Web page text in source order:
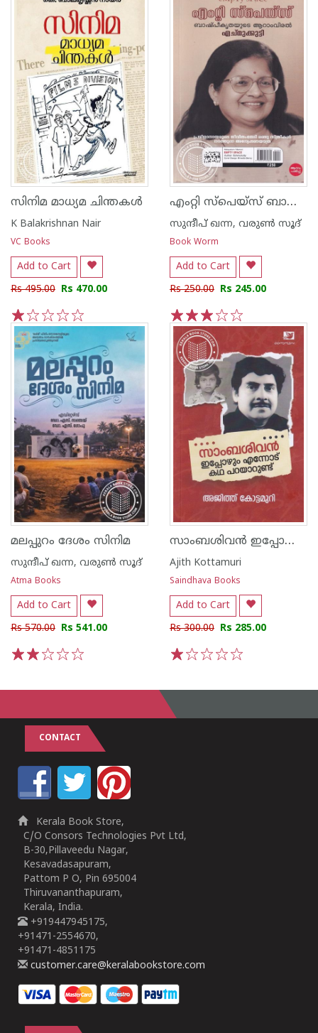
സിനിമ മാധ്യമ ചിന്തകൾ
K Balakrishnan Nair
VC Books
Add to Cart
Rs 495.00 Rs 470.00
5
4
3
2
1
എംറ്റി സ്പെയ്സ് ബാഷ്പീകൃതയുടെ ആറാംവിരൽ
സുന്ദീപ് ഖന്ന, വരുൺ സൂദ്
Book Worm
Add to Cart
Rs 250.00 Rs 245.00
5
4
3
2
1
മലപ്പുറം ദേശം സിനിമ
സുന്ദീപ് ഖന്ന, വരുൺ സൂദ്
Atma Books
Add to Cart
Rs 570.00 Rs 541.00
സാംബശിവൻ ഇപ്പോഴും എന്നോട് കഥ പറയാറുണ്ട്
Ajith Kottamuri
Saindhava Books
Add to Cart
Rs 300.00 Rs 285.00
CONTACT
Kerala Book Store,
C/O Consors Technologies Pvt Ltd,
B-30,Pillaveedu Nagar,
Kesavadasapuram,
Pattom P O, Pin 695004
Thiruvananthapuram,
Kerala, India.
+919447945175,
+91471-2554670,
+91471-4851175
customer.care@keralabookstore.com